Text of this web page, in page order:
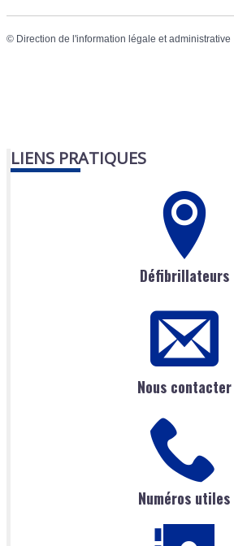
© Direction de l'information légale et administrative
LIENS PRATIQUES
Défibrillateurs
Nous contacter
Numéros utiles